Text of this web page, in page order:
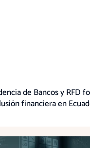
de Bancos y RFD
financiera en